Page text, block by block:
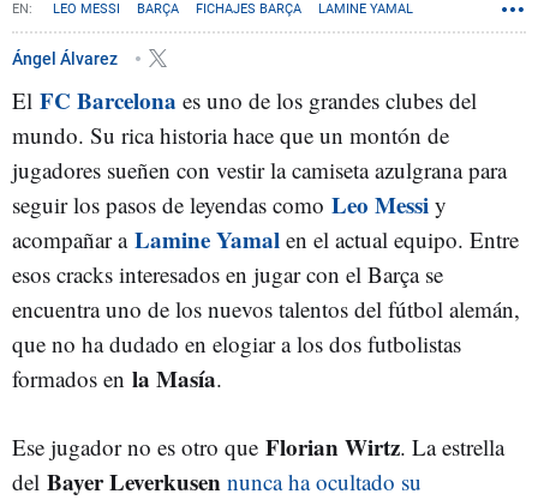
LEO MESSI BARÇA FICHAJES BARÇA LAMINE YAMAL
Ángel Álvarez
El FC Barcelona es uno de los grandes clubes del
mundo. Su rica historia hace que un montón de
jugadores sueñen con vestir la camiseta azulgrana para
seguir los pasos de leyendas como Leo Messi y
acompañar a Lamine Yamal en el actual equipo. Entre
esos cracks interesados en jugar con el Barça se
encuentra uno de los nuevos talentos del fútbol alemán,
que no ha dudado en elogiar a los dos futbolistas
formados en la Masía.
Ese jugador no es otro que Florian Wirtz. La estrella
del Bayer Leverkusen nunca ha ocultado su